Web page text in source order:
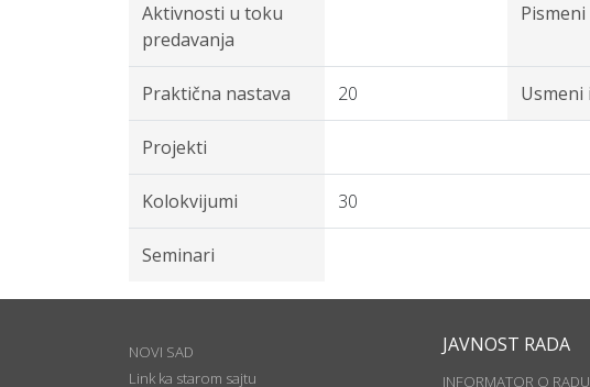
Aktivnosti u toku
predavanja
Praktična nastava 20 Usmeni
Projekti
Kolokvijumi 30
Seminari
NOVI SAD
Link ka starom sajtu
JAVNOST RADA
INFORMATOR O RADU